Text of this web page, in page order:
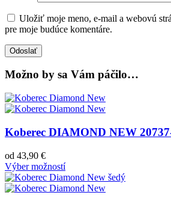
Uložiť moje meno, e-mail a webovú
pre moje budúce komentáre.
Možno by sa Vám páčilo…
Koberec DIAMOND NEW
od 43,90 €
Výber možností